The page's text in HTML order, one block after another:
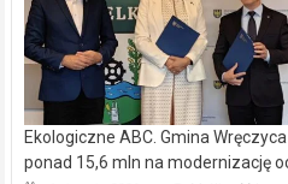
Ekologiczne ABC. Gmina
ponad 15,6 mln na modernizację